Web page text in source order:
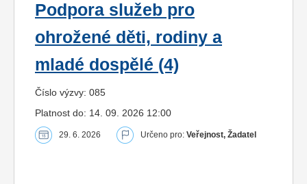
Podpora služeb pro
ohrožené děti, rodiny a
mladé dospělé (4)
Číslo výzvy: 085
Platnost do: 14. 09. 2026 12:00
29. 6. 2026 Určeno pro: Veřejnost, Žadatel